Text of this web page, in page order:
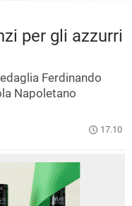
per gli azzurri
Ferdinando
Napoletano
17.10